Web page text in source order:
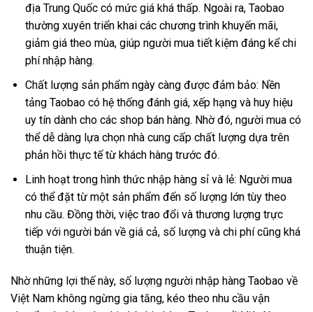
địa Trung Quốc có mức giá khá thấp. Ngoài ra, Taobao
thường xuyên triển khai các chương trình khuyến mãi,
giảm giá theo mùa, giúp người mua tiết kiệm đáng kể chi
phí nhập hàng.
Chất lượng sản phẩm ngày càng được đảm bảo: Nền
tảng Taobao có hệ thống đánh giá, xếp hạng và huy hiệu
uy tín dành cho các shop bán hàng. Nhờ đó, người mua có
thể dễ dàng lựa chọn nhà cung cấp chất lượng dựa trên
phản hồi thực tế từ khách hàng trước đó.
Linh hoạt trong hình thức nhập hàng sỉ và lẻ: Người mua
có thể đặt từ một sản phẩm đến số lượng lớn tùy theo
nhu cầu. Đồng thời, việc trao đổi và thương lượng trực
tiếp với người bán về giá cả, số lượng và chi phí cũng khá
thuận tiện.
Nhờ những lợi thế này, số lượng người nhập hàng Taobao về
Việt Nam không ngừng gia tăng, kéo theo nhu cầu vận